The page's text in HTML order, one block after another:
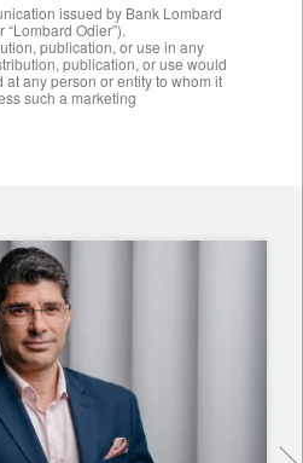
issued by Bank Lombard
Odier”).
publication, or use in any
publication, or use would
any person or entity to whom it
such a marketing